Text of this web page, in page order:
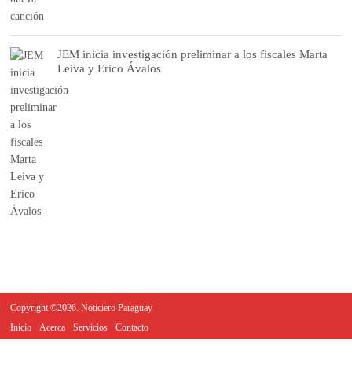
JEM inicia investigación preliminar a los fiscales Marta
Leiva y Erico Ávalos
Copyright ©2026. Noticiero Paraguay
Inicio
Acerca Servicios Contacto